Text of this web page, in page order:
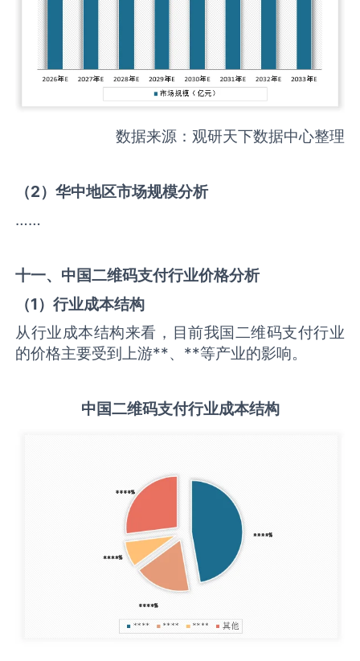
数据来源：观研天下数据中心整理
（2）华中地区市场规模分析
……
十一、中国二维码支付行业价格分析
（1）行业成本结构
从行业成本结构来看，目前我国二维码支付行业
的价格主要受到上游**、**等产业的影响。
中国二维码支付行业成本结构